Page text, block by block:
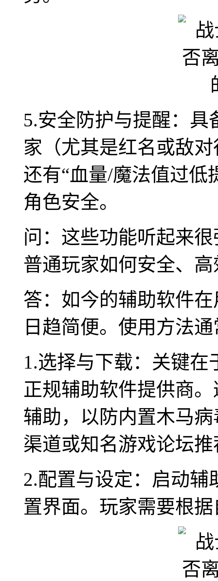
5.安全防护与提醒：具
家（尤其是红名或敌
还有“血量/魔法值过低
角色安全。
问：这些功能听起来
普通玩家如何安全、
答：如今的辅助软件
日趋简便。使用方法
1.选择与下载：关键
正规辅助软件提供商
辅助，以防内置木马
渠道或知名游戏论坛
2.配置与设定：启动
置界面。玩家需要根